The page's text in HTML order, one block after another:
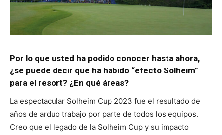
Por lo que usted ha podido conocer hasta ahora,
¿se puede decir que ha habido “efecto Solheim”
para el resort? ¿En qué áreas?
La espectacular Solheim Cup 2023 fue el resultado de
años de arduo trabajo por parte de todos los equipos.
Creo que el legado de la Solheim Cup y su impacto